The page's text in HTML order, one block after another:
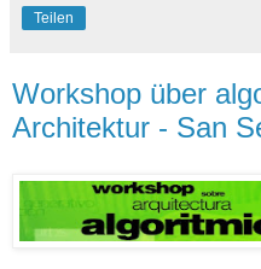
Teilen
Workshop über
Architektur - San